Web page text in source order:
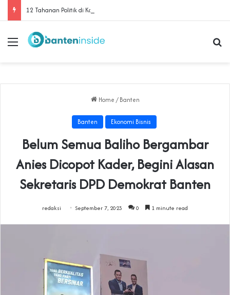
Menu
Home / Banten
Banten Ekonomi Bisnis
Belum Semua Baliho Bergambar
Anies Dicopot Kader, Begini Alasan
Sekretaris DPD Demokrat Banten
redaksi September 7, 2023 0 1 minute read